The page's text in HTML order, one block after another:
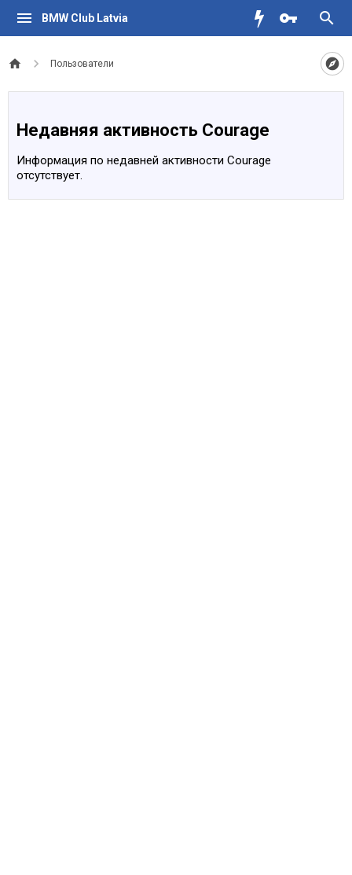
BMW Club Latvia
Пользователи
Недавняя активность Courage
Информация по недавней активности Courage
отсутствует.